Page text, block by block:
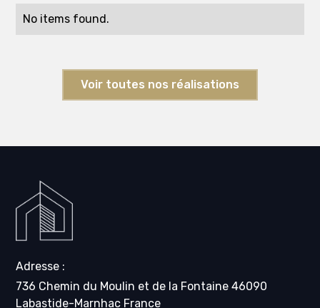
No items found.
Voir toutes nos réalisations
Adresse :
736 Chemin du Moulin et de la Fontaine 46090
Labastide-Marnhac France